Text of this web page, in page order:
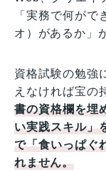
「実務で何がで
オ）があるか」
資格試験の勉強
えなければ宝の
書の資格欄を埋
い実践スキル」
で「食いっぱぐ
れません。